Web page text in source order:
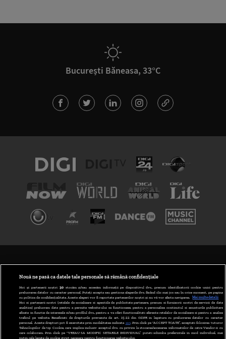
București Băneasa, 33°C
ABONARE DIGI TV
GESTIONAȚI PREFERINȚELE
CODUL DIGI24
Nouă ne pasă ca datele tale personale să rămână confidențiale
Noi și partenerii noștri 30stocăm și/sau accesăm informații pe dispozitivul dvs., precum identificatorii cookie unici pentru
prelucrarea datelor cu caracter personal. Puteți accepta sau gestiona alegerile dvs. făcând clic mai jos sau în orice moment, pe pagina
cu politica de confidențialitate. Aceste alegeri vor fi raportate partenerilor noștri și nu vă vor afecta navigarea.
Mai multe detalii
Noi si partenerii nostri (retelele de socializare si agentiile de publicitate partenere, precum si furnizorii nostri de servicii de date
analitice) prelucram date pentru a permite website-ului sa functioneze, pentru a personaliza continutul si anunturile publicitare
afisate in functie de interesele si/sau profilul dvs., pentru a va oferi functionalitati aferente retelelor de socializare si pentru a analiza
traficul pe website. Beneficiati de drepturile prevazute de art. 15-22 din GDPR in legatura cu prelucrarea datelor cu caracter
personal. Aceste drepturi pot fi exercitate prin modalitatea indicata aici. Prin click pe “ACCEPT TOATE”, acceptati folosirea tuturor
Tehnologiilor de tip Cookie, care implica inclusiv acceptul dvs. cu privire la stocarea/accesarea informatiilor de catre Vendor-ii cu
care colaboram. Prin click pe “VREAU SA MODIFIC SETARILE INDIVIDUAL” puteti schimba preferintele in mod individual, mai
putin cele legate de cookie strict necesare pentru functionarea website-ului.